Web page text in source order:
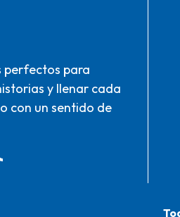
perfectos para
y llenar cada
con un sentido de